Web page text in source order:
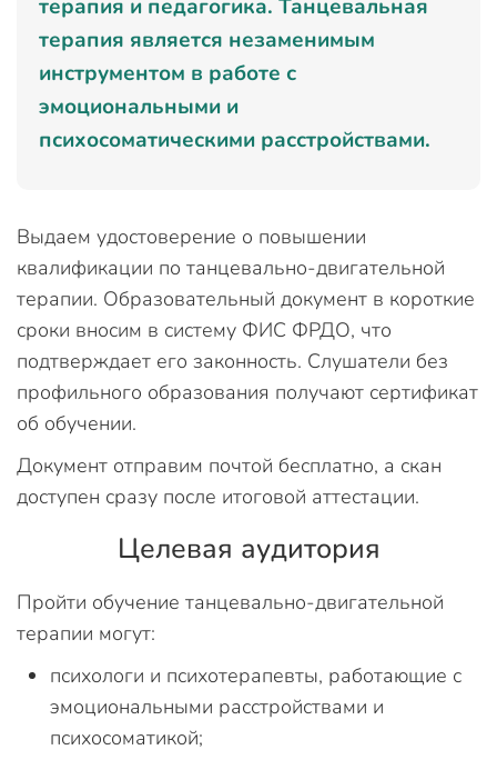
терапия и педагогика. Танцевальная
терапия является незаменимым
инструментом в работе с
эмоциональными и
психосоматическими расстройствами.
Выдаем удостоверение о повышении
квалификации по танцевально-двигательной
терапии. Образовательный документ в короткие
сроки вносим в систему ФИС ФРДО, что
подтверждает его законность. Слушатели без
профильного образования получают сертификат
об обучении.
Документ отправим почтой бесплатно, а скан
доступен сразу после итоговой аттестации.
Целевая аудитория
Пройти обучение танцевально-двигательной
терапии могут:
психологи и психотерапевты, работающие с
эмоциональными расстройствами и
психосоматикой;